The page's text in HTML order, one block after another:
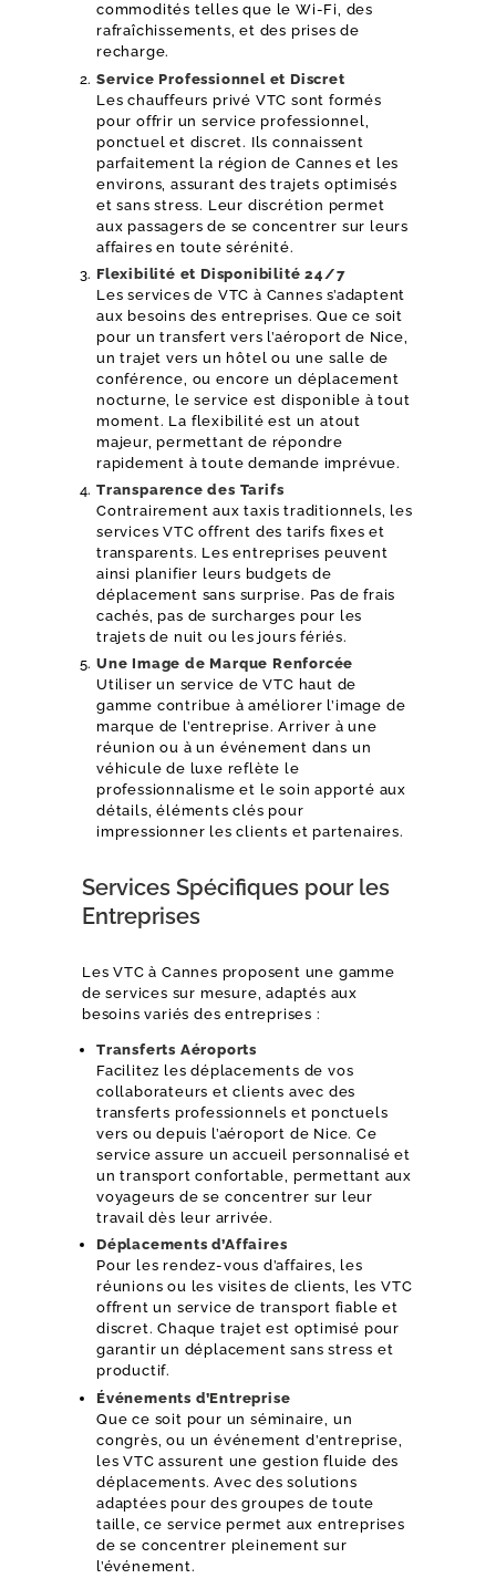
CHAUFFEUR PRIVÉ
TRANSFERTS AÉROPORT
MISE À DISPOSITION
TRANSFERT ÉVÉNEMENTS
TARIFS
RÉSERVATION
commodités telles que le Wi-Fi, des
rafraîchissements, et des prises de
recharge.
Service Professionnel et Discret
Les chauffeurs privé VTC sont formés
pour offrir un service professionnel,
ponctuel et discret. Ils connaissent
parfaitement la région de Cannes et les
environs, assurant des trajets optimisés
et sans stress. Leur discrétion permet
aux passagers de se concentrer sur leurs
affaires en toute sérénité.
Flexibilité et Disponibilité 24/7
Les services de VTC à Cannes s’adaptent
aux besoins des entreprises. Que ce soit
pour un transfert vers l’aéroport de Nice,
un trajet vers un hôtel ou une salle de
conférence, ou encore un déplacement
nocturne, le service est disponible à tout
moment. La flexibilité est un atout
majeur, permettant de répondre
rapidement à toute demande imprévue.
Transparence des Tarifs
Contrairement aux taxis traditionnels, les
services VTC offrent des tarifs fixes et
transparents. Les entreprises peuvent
ainsi planifier leurs budgets de
déplacement sans surprise. Pas de frais
cachés, pas de surcharges pour les
trajets de nuit ou les jours fériés.
Une Image de Marque Renforcée
Utiliser un service de VTC haut de
gamme contribue à améliorer l’image de
marque de l’entreprise. Arriver à une
réunion ou à un événement dans un
véhicule de luxe reflète le
professionnalisme et le soin apporté aux
détails, éléments clés pour
impressionner les clients et partenaires.
Services Spécifiques pour les
Entreprises
Les VTC à Cannes proposent une gamme
de services sur mesure, adaptés aux
besoins variés des entreprises :
Transferts Aéroports
Facilitez les déplacements de vos
collaborateurs et clients avec des
transferts professionnels et ponctuels
vers ou depuis l’aéroport de Nice. Ce
service assure un accueil personnalisé et
un transport confortable, permettant aux
voyageurs de se concentrer sur leur
travail dès leur arrivée.
Déplacements d’Affaires
Pour les rendez-vous d’affaires, les
réunions ou les visites de clients, les VTC
offrent un service de transport fiable et
discret. Chaque trajet est optimisé pour
garantir un déplacement sans stress et
productif.
Événements d’Entreprise
Que ce soit pour un séminaire, un
congrès, ou un événement d’entreprise,
les VTC assurent une gestion fluide des
déplacements. Avec des solutions
adaptées pour des groupes de toute
taille, ce service permet aux entreprises
de se concentrer pleinement sur
l’événement.